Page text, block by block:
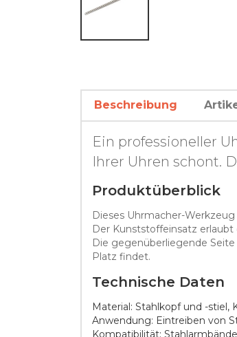
Beschreibung
Ein professioneller
Ihrer Uhren schont.
Produktüberblick
Dieses Uhrmacher-
Der Kunststoffeinsatz
Die gegenüberliegende
Platz findet.
Technische Daten
Material: Stahlkopf und -stiel,
Anwendung: Eintreiben von
Kompatibilität: